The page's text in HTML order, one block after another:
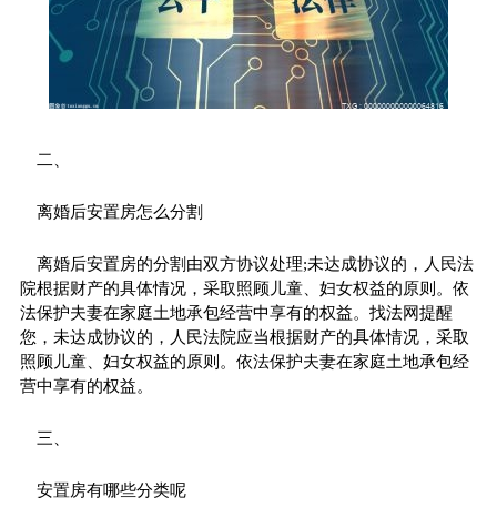
二、
离婚后安置房怎么分割
离婚后安置房的分割由双方协议处理;未达成协议的，人民法
院根据财产的具体情况，采取照顾儿童、妇女权益的原则。依
法保护夫妻在家庭土地承包经营中享有的权益。找法网提醒
您，未达成协议的，人民法院应当根据财产的具体情况，采取
照顾儿童、妇女权益的原则。依法保护夫妻在家庭土地承包经
营中享有的权益。
三、
安置房有哪些分类呢